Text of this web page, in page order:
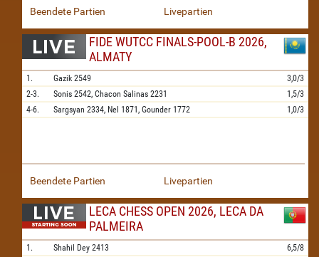
Beendete Partien Livepartien
FIDE WUTCC FINALS-POOL-B 2026,
ALMATY
1. Gazik 2549
3,0/3
2-3.
Sonis 2542, Chacon Salinas 2231
1,5/3
4-6.
Sargsyan 2334, Nel 1871, Gounder 1772 1,0/3
Beendete Partien Livepartien
LECA CHESS OPEN 2026, LECA DA
PALMEIRA
1. Shahil Dey 2413
6,5/8